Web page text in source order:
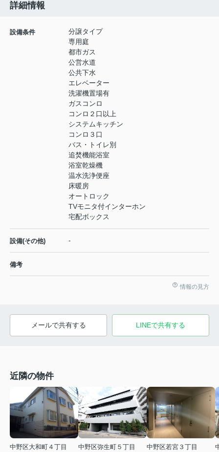
詳細情報
設備条件
分譲タイプ
専用庭
都市ガス
公営水道
公共下水
エレベーター
洗濯機置場有
ガスコンロ
コンロ２口以上
システムキッチン
コンロ３口
バス・トイレ別
追焚機能浴室
浴室乾燥機
温水洗浄便座
床暖房
オートロック
TVモニタ付インターホン
宅配ボックス
設備(その他) -
備考
情報の見方
メールで共有する LINEで共有する
近隣の物件
中野区大和町４丁目
中野区弥生町５丁目
中野区若宮３丁目